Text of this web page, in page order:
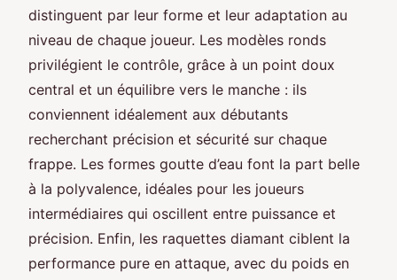
distinguent par leur forme et leur adaptation au
niveau de chaque joueur. Les modèles ronds
privilégient le contrôle, grâce à un point doux
central et un équilibre vers le manche : ils
conviennent idéalement aux débutants
recherchant précision et sécurité sur chaque
frappe. Les formes goutte d’eau font la part belle
à la polyvalence, idéales pour les joueurs
intermédiaires qui oscillent entre puissance et
précision. Enfin, les raquettes diamant ciblent la
performance pure en attaque, avec du poids en